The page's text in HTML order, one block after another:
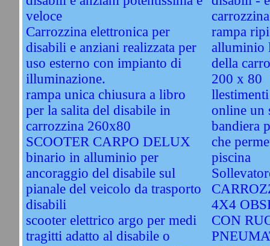
veloce
Carrozzina elettronica per
disabili e anziani realizzata per
uso esterno con impianto di
illuminazione.
rampa unica chiusura a libro
per la salita del disabile in
carrozzina 260x80
SCOOTER CARPO DELUX
binario in alluminio per
ancoraggio del disabile sul
pianale del veicolo da trasporto
disabili
scooter elettrico argo per medi
tragitti adatto al disabile o
rampa
alluminio
della
200 x 80
online un
bandiera
che
piscina
4X4
CON